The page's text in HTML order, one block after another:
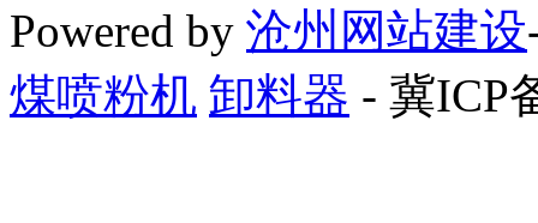
Powered by 沧州网站建设
煤喷粉机 卸料器 - 冀ICP